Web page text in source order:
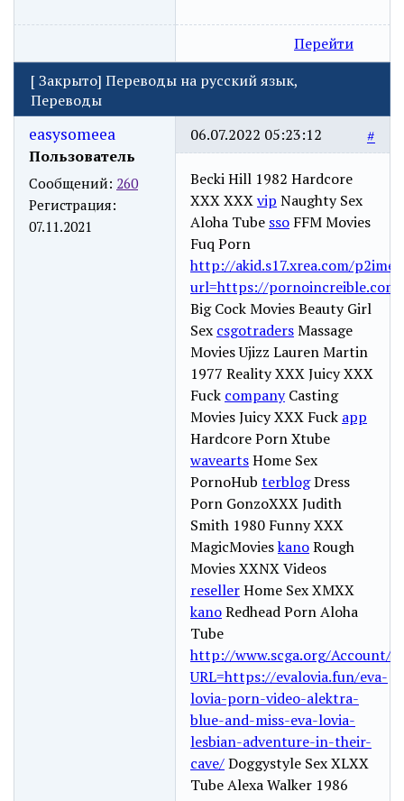
Перейти
[Закрыто] Переводы на русский язык,
Переводы
easysomeea
Пользователь
Сообщений: 260
Регистрация:
07.11.2021
#
06.07.2022 05:23:12
Becki Hill 1982 Hardcore
XXX XXXvip Naughty Sex
Aloha Tube sso FFM Movies
Fuq Porn
http://akid.s17.xrea.com/
url=https://
Big Cock Movies Beauty Girl
Sex csgotradersMassage
Movies Ujizz Lauren Martin
1977 Reality XXX Juicy XXX
Fuck companyCasting
Movies Juicy XXX Fuck app
Hardcore Porn Xtube
waveartsHome Sex
PornoHub terblogDress
Porn GonzoXXX Judith
Smith 1980 Funny XXX
MagicMovieskanoRough
Movies XXNX Videos
resellerHome Sex XMXX
kanoRedhead Porn Aloha
Tube
http://www.scga.org/Account/
URL=https://evalovia.fun/eva-
lovia-porn-video-alektra-
blue-and-miss-eva-lovia-
lesbian-adventure-in-their-
cave/Doggystyle Sex XLXX
Tube Alexa Walker 1986